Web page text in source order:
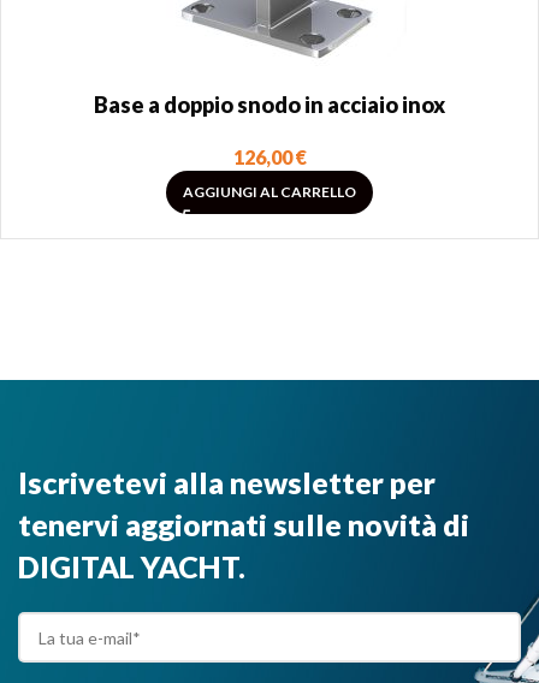
Base a doppio snodo in acciaio inox
126,00€
AGGIUNGI AL CARRELLO
Iscrivetevi alla newsletter per
tenervi aggiornati sulle novità di
DIGITAL YACHT.